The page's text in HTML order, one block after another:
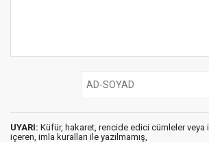
UYARI: Küfür, hakaret, rencide edici cümleler veya
içeren, imla kuralları ile yazılmamış,